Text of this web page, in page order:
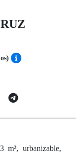
urbanizable,